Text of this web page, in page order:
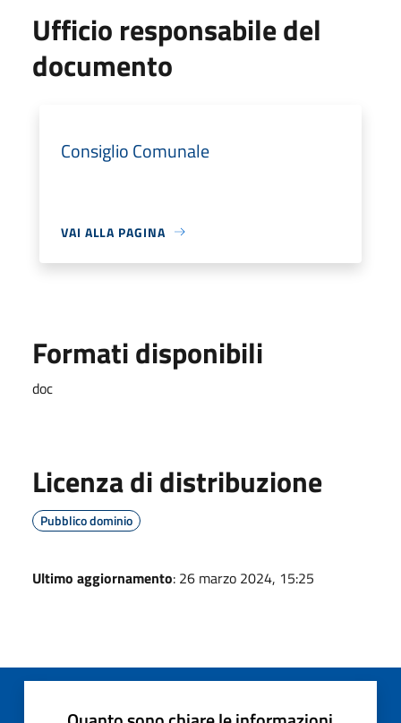
Ufficio responsabile del
documento
Consiglio Comunale
VAI ALLA PAGINA
Formati disponibili
doc
Licenza di distribuzione
Pubblico dominio
Ultimo aggiornamento: 26 marzo 2024, 15:25